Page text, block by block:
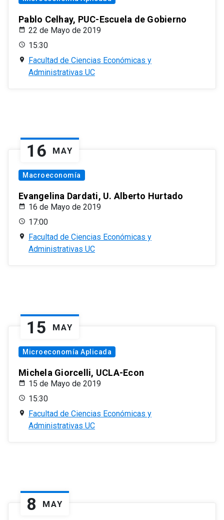
Pablo Celhay, PUC-Escuela de Gobierno
22 de Mayo de 2019
15:30
Facultad de Ciencias Económicas y
Administrativas UC
16 MAY
Macroeconomía
Evangelina Dardati, U. Alberto Hurtado
16 de Mayo de 2019
17:00
Facultad de Ciencias Económicas y
Administrativas UC
15 MAY
Microeconomía Aplicada
Michela Giorcelli, UCLA-Econ
15 de Mayo de 2019
15:30
Facultad de Ciencias Económicas y
Administrativas UC
8 MAY